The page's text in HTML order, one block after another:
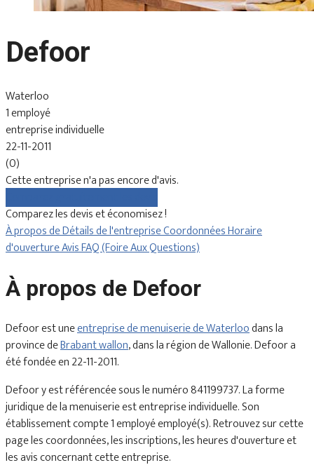
Defoor
Waterloo
1 employé
entreprise individuelle
22-11-2011
(0)
Cette entreprise n'a pas encore d'avis.
Comparez les devis et économisez !
À propos deDétails de l'entrepriseCoordonnéesHoraire
d'ouvertureAvisFAQ (Foire Aux Questions)
À propos de Defoor
Defoor est uneentreprise de menuiserie de Waterloodans la
province deBrabant wallon, dans la région de Wallonie. Defoor a
été fondée en 22-11-2011.
Defoor y est référencée sous le numéro 841199737. La forme
juridique de la menuiserie est entreprise individuelle. Son
établissement compte 1 employé employé(s). Retrouvez sur cette
page les coordonnées, les inscriptions, les heures d'ouverture et
les avis concernant cette entreprise.